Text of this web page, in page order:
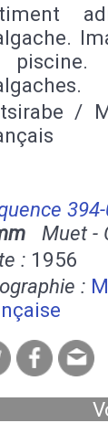
piscine.
/
Muet -
: 1956
: